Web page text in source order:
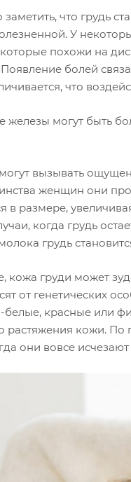
что грудь
У
похожи на
Появление болей
что
могут быть
вызывать
женщин они
в размере,
когда грудь
грудь
груди может
от генетических
белые, красные или
растяжения кожи.
они вовсе исчезают